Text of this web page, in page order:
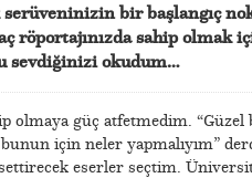
bir başlangıç
röportajınızda sahip olmak
sevdiğinizi okudum…
olmaya güç atfetmedim.
için neler yapmalıyım”
eserler seçtim.